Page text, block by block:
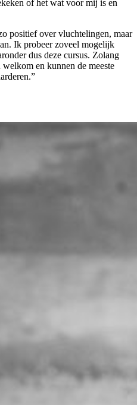
of het wat voor mij is en
positief over vluchtelingen, maar
Ik probeer zoveel mogelijk
dus deze cursus. Zolang
en kunnen de meeste